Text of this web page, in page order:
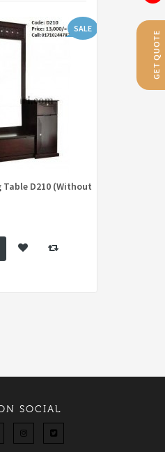
SALE
Table D210 (Without
GET QUOTE
SOCIAL